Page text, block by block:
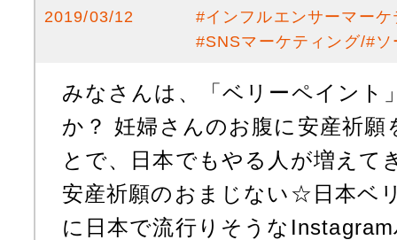
2019/03/12 #インフルエンサーマー
#SNSマーケティング #
みなさんは、「ベリーペイント
か？ 妊婦さんのお腹に安産祈
とで、日本でもやる人が増えて
安産祈願のおまじない☆日本ベ
に日本で流行りそうな